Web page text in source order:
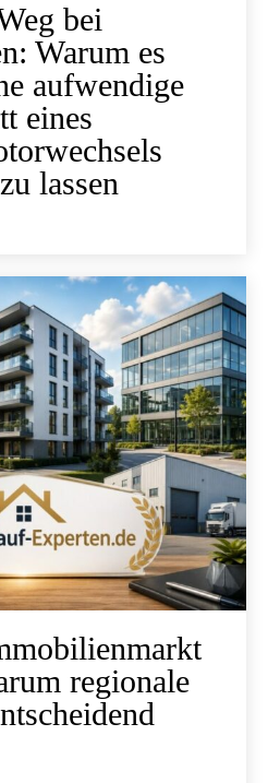
bei
Warum es
aufwendige
eines
lassen
regionale